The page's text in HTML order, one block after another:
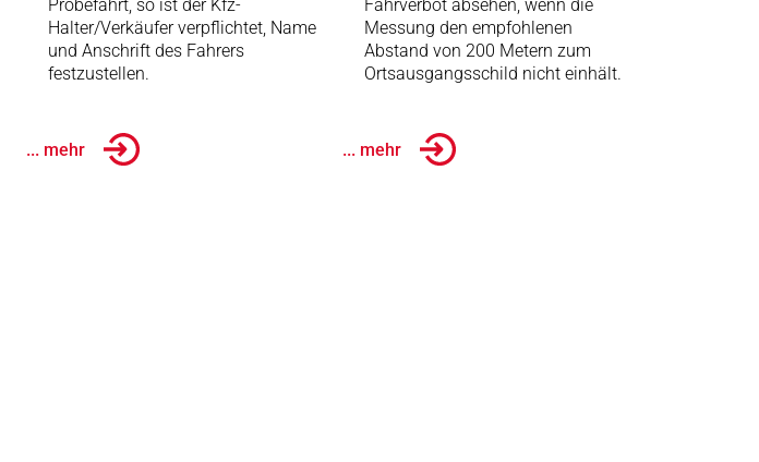
Probefahrt, so ist der Kfz-
Halter/Verkäufer verpflichtet, Name
und Anschrift des Fahrers
festzustellen.
... mehr
Fahrverbot absehen, wenn die
Messung den empfohlenen
Abstand von 200 Metern zum
Ortsausgangsschild nicht einhält.
... mehr